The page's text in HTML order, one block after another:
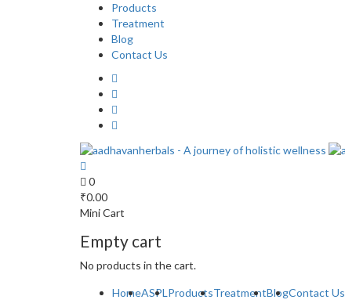
Products
Treatment
Blog
Contact Us
0
₹0.00
Mini Cart
Empty cart
No products in the cart.
HomeASPL ProductsTreatmentBlogContact Us